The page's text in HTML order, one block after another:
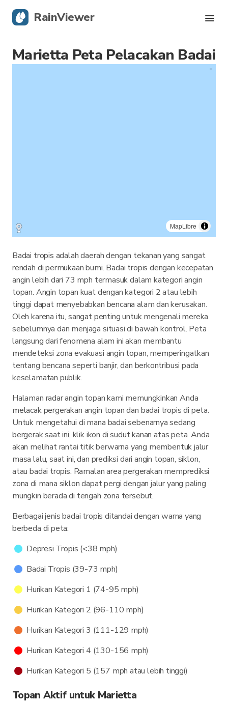
Marietta Peta Pelacakan Badai
MapLibre
Badai tropis adalah daerah dengan tekanan yang sangat
rendah di permukaan bumi. Badai tropis dengan kecepatan
angin lebih dari 73 mph termasuk dalam kategori angin
topan. Angin topan kuat dengan kategori 2 atau lebih
tinggi dapat menyebabkan bencana alam dan kerusakan.
Oleh karena itu, sangat penting untuk mengenali mereka
sebelumnya dan menjaga situasi di bawah kontrol. Peta
langsung dari fenomena alam ini akan membantu
mendeteksi zona evakuasi angin topan, memperingatkan
tentang bencana seperti banjir, dan berkontribusi pada
keselamatan publik.
Halaman radar angin topan kami memungkinkan Anda
melacak pergerakan angin topan dan badai tropis di peta.
Untuk mengetahui di mana badai sebenarnya sedang
bergerak saat ini, klik ikon di sudut kanan atas peta. Anda
akan melihat rantai titik berwarna yang membentuk jalur
masa lalu, saat ini, dan prediksi dari angin topan, siklon,
atau badai tropis. Ramalan area pergerakan memprediksi
zona di mana siklon dapat pergi dengan jalur yang paling
mungkin berada di tengah zona tersebut.
Berbagai jenis badai tropis ditandai dengan warna yang
berbeda di peta:
Depresi Tropis (<38 mph)
Badai Tropis (39-73 mph)
Hurikan Kategori 1 (74-95 mph)
Hurikan Kategori 2 (96-110 mph)
Hurikan Kategori 3 (111-129 mph)
Hurikan Kategori 4 (130-156 mph)
Hurikan Kategori 5 (157 mph atau lebih tinggi)
Topan Aktif untuk Marietta
RainViewer
Radar Langsung